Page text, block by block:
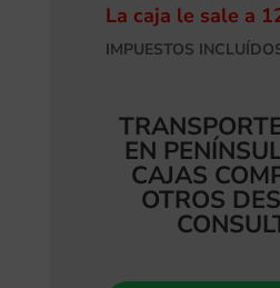
La caja le sale a
IMPUESTOS
EN
CAJAS
OTROS